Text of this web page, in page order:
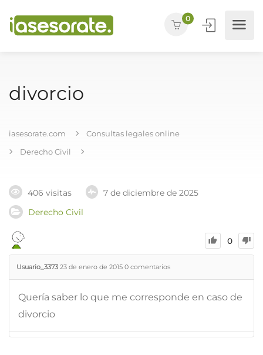
0
divorcio
iasesorate.com
Consultas legales online
Derecho Civil
406 visitas
7 de diciembre de 2025
Derecho Civil
0
Usuario_3373 23 de enero de 2015 0 comentarios
Quería saber lo que me corresponde en caso de
divorcio